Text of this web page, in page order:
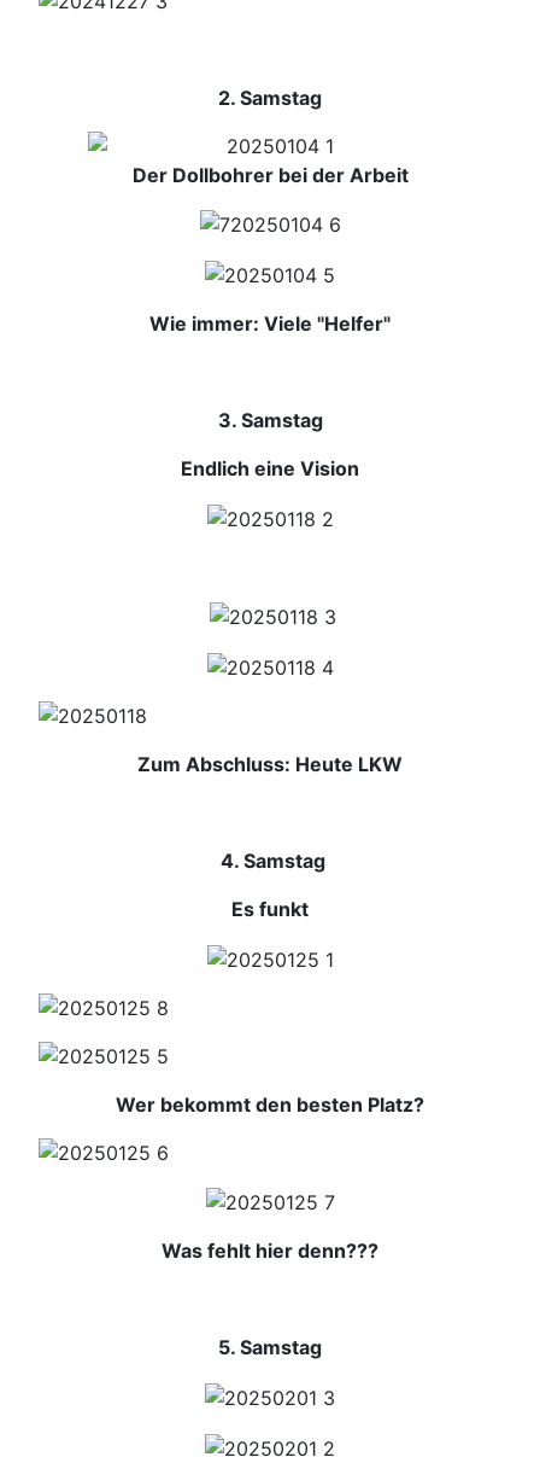
2. Samstag
Der Dollbohrer bei der Arbeit
Wie immer: Viele "Helfer"
3. Samstag
Endlich eine Vision
Zum Abschluss: Heute LKW
4. Samstag
Es funkt
Wer bekommt den besten Platz?
Was fehlt hier denn???
5. Samstag